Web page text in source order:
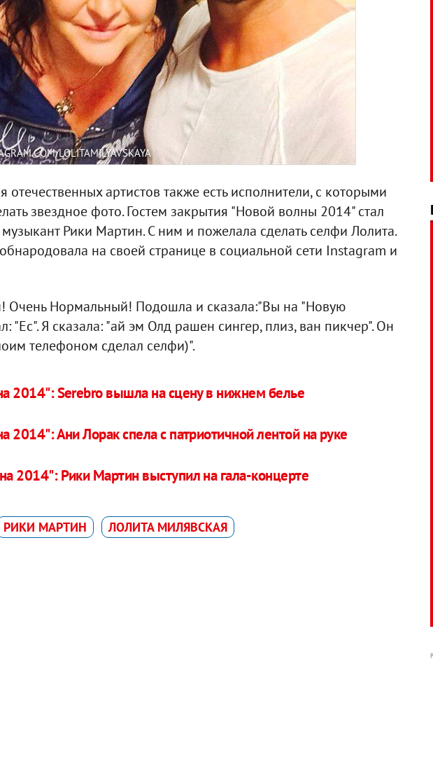
LOLITAMILYAVSKAYA
отечественных артистов также есть исполнители, с которыми
звездное фото. Гостем закрытия "Новой волны 2014" стал
Рики Мартин. С ним и пожелала сделать селфи Лолита.
на своей странице в социальной сети Instagram и
Очень Нормальный! Подошла и сказала:"Вы на "Новую
"Ес". Я сказала: "ай эм Олд рашен сингер, плиз, ван пикчер". Он
телефоном сделал селфи)".
2014": Serebro вышла на сцену в нижнем белье
2014": Ани Лорак спела с патриотичной лентой на руке
2014": Рики Мартин выступил на гала-концерте
РИКИ МАРТИН ЛОЛИТА МИЛЯВСКАЯ